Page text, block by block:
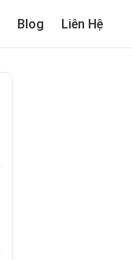
Blog Liên Hệ